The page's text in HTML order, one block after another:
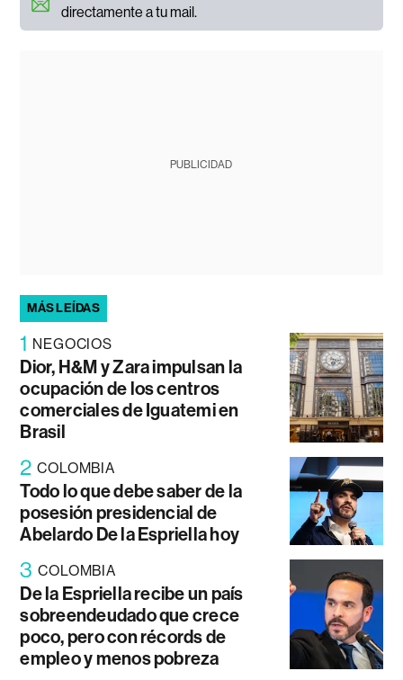
directamente a tu mail.
PUBLICIDAD
MÁS LEÍDAS
1 NEGOCIOS
Dior, H&M y Zara impulsan la
ocupación de los centros
comerciales de Iguatemi en
Brasil
2 COLOMBIA
Todo lo que debe saber de la
posesión presidencial de
Abelardo De la Espriella hoy
3 COLOMBIA
De la Espriella recibe un país
sobreendeudado que crece
poco, pero con récords de
empleo y menos pobreza